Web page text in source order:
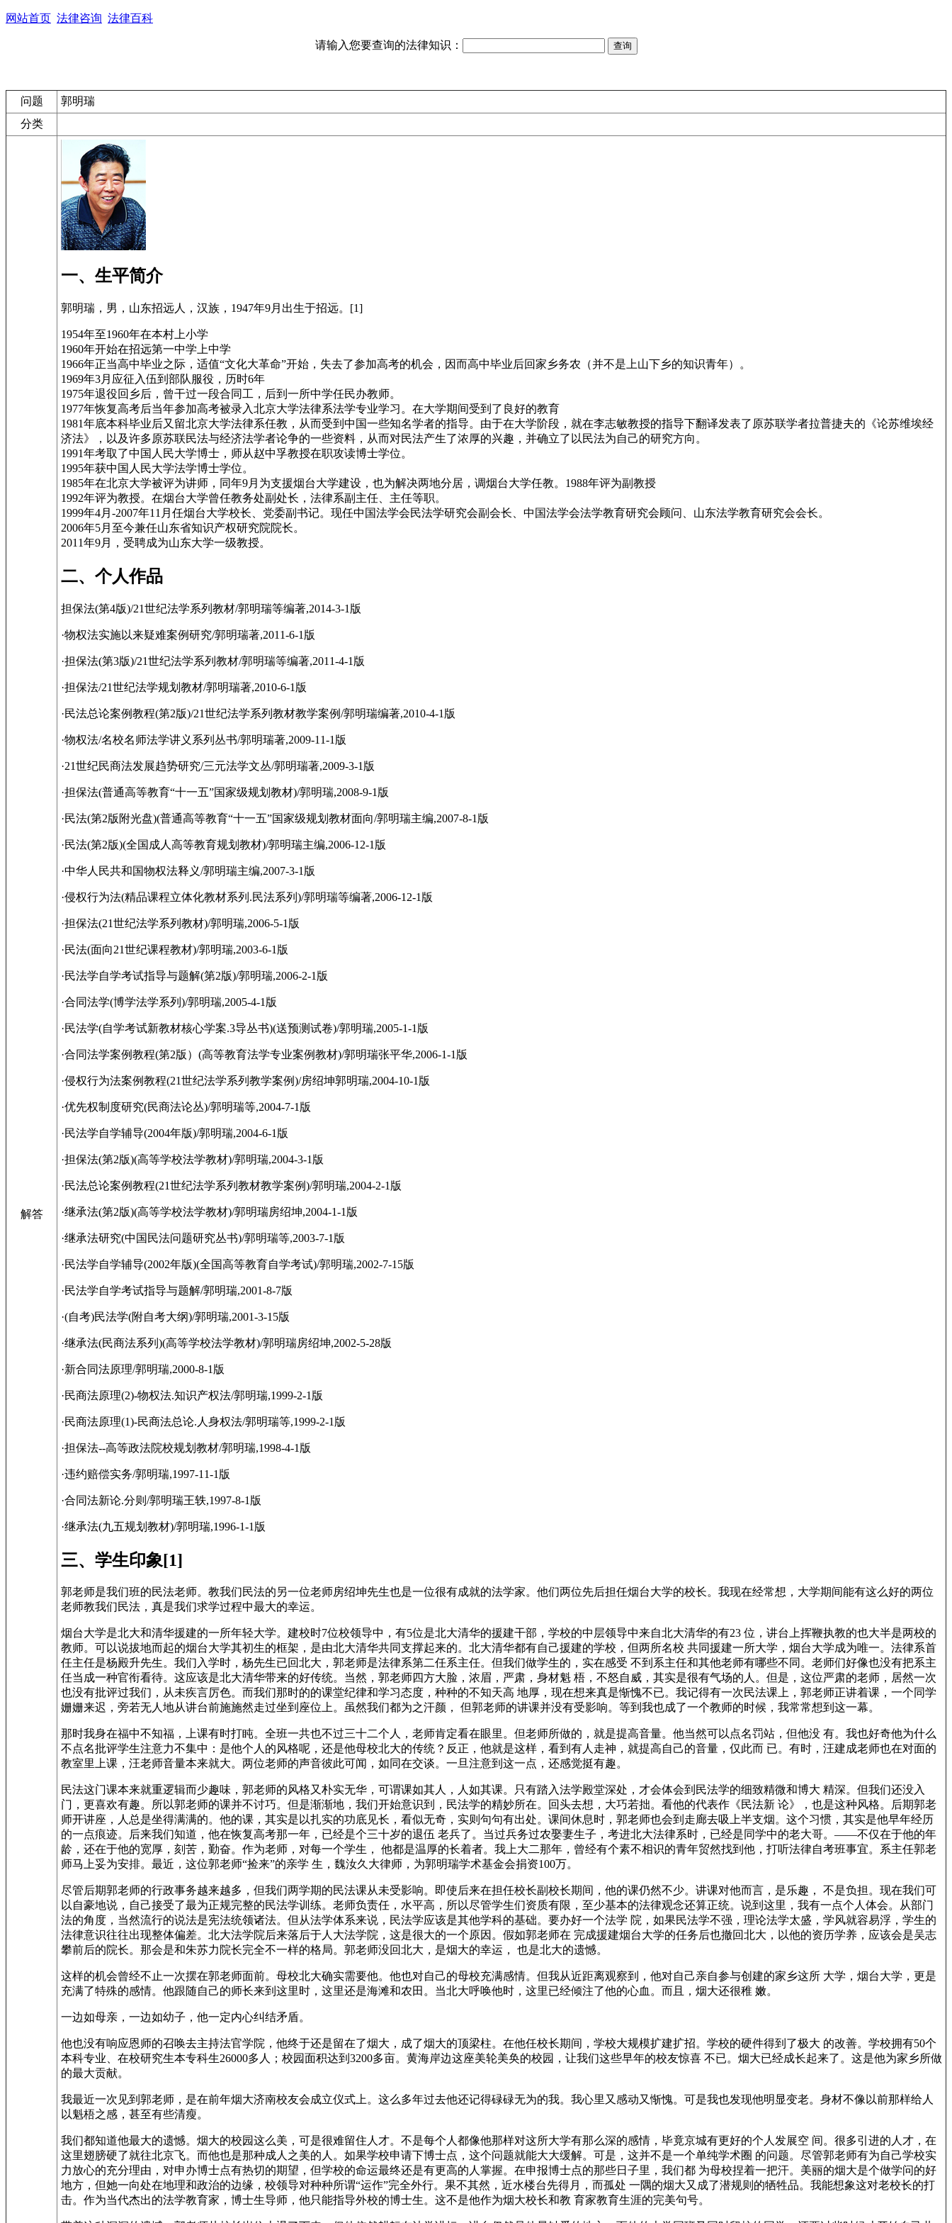
网站首页 法律咨询 法律百科
请输入您要查询的法律知识：
问题
郭明瑞
分类
解答
一、生平简介
郭明瑞，男，山东招远人，汉族，1947年9月出生于招远。[1]
1954年至1960年在本村上小学
1960年开始在招远第一中学上中学
1966年正当高中毕业之际，适值“文化大革命”开始，失去了参加高考的机会，因而高中毕业后回家乡务农（并不是上山下乡的知识青年）。
1969年3月应征入伍到部队服役，历时6年
1975年退役回乡后，曾干过一段合同工，后到一所中学任民办教师。
1977年恢复高考后当年参加高考被录入北京大学法律系法学专业学习。在大学期间受到了良好的教育
1981年底本科毕业后又留北京大学法律系任教，从而受到中国一些知名学者的指导。由于在大学阶段，就在李志敏教授的指导下翻译发表了原苏联学者拉普捷夫的《论苏维埃经
济法》，以及许多原苏联民法与经济法学者论争的一些资料，从而对民法产生了浓厚的兴趣，并确立了以民法为自己的研究方向。
1991年考取了中国人民大学博士，师从赵中孚教授在职攻读博士学位。
1995年获中国人民大学法学博士学位。
1985年在北京大学被评为讲师，同年9月为支援烟台大学建设，也为解决两地分居，调烟台大学任教。1988年评为副教授
1992年评为教授。在烟台大学曾任教务处副处长，法律系副主任、主任等职。
1999年4月-2007年11月任烟台大学校长、党委副书记。现任中国法学会民法学研究会副会长、中国法学会法学教育研究会顾问、山东法学教育研究会会长。
2006年5月至今兼任山东省知识产权研究院院长。
2011年9月，受聘成为山东大学一级教授。
二、个人作品
担保法(第4版)/21世纪法学系列教材/郭明瑞等编著,2014-3-1版
·物权法实施以来疑难案例研究/郭明瑞著,2011-6-1版
·担保法(第3版)/21世纪法学系列教材/郭明瑞等编著,2011-4-1版
·担保法/21世纪法学规划教材/郭明瑞著,2010-6-1版
·民法总论案例教程(第2版)/21世纪法学系列教材教学案例/郭明瑞编著,2010-4-1版
·物权法/名校名师法学讲义系列丛书/郭明瑞著,2009-11-1版
·21世纪民商法发展趋势研究/三元法学文丛/郭明瑞著,2009-3-1版
·担保法(普通高等教育“十一五”国家级规划教材)/郭明瑞,2008-9-1版
·民法(第2版附光盘)(普通高等教育“十一五”国家级规划教材面向/郭明瑞主编,2007-8-1版
·民法(第2版)(全国成人高等教育规划教材)/郭明瑞主编,2006-12-1版
·中华人民共和国物权法释义/郭明瑞主编,2007-3-1版
·侵权行为法(精品课程立体化教材系列.民法系列)/郭明瑞等编著,2006-12-1版
·担保法(21世纪法学系列教材)/郭明瑞,2006-5-1版
·民法(面向21世纪课程教材)/郭明瑞,2003-6-1版
·民法学自学考试指导与题解(第2版)/郭明瑞,2006-2-1版
·合同法学(博学法学系列)/郭明瑞,2005-4-1版
·民法学(自学考试新教材核心学案.3导丛书)(送预测试卷)/郭明瑞,2005-1-1版
·合同法学案例教程(第2版）(高等教育法学专业案例教材)/郭明瑞张平华,2006-1-1版
·侵权行为法案例教程(21世纪法学系列教学案例)/房绍坤郭明瑞,2004-10-1版
·优先权制度研究(民商法论丛)/郭明瑞等,2004-7-1版
·民法学自学辅导(2004年版)/郭明瑞,2004-6-1版
·担保法(第2版)(高等学校法学教材)/郭明瑞,2004-3-1版
·民法总论案例教程(21世纪法学系列教材教学案例)/郭明瑞,2004-2-1版
·继承法(第2版)(高等学校法学教材)/郭明瑞房绍坤,2004-1-1版
·继承法研究(中国民法问题研究丛书)/郭明瑞等,2003-7-1版
·民法学自学辅导(2002年版)(全国高等教育自学考试)/郭明瑞,2002-7-15版
·民法学自学考试指导与题解/郭明瑞,2001-8-7版
·(自考)民法学(附自考大纲)/郭明瑞,2001-3-15版
·继承法(民商法系列)(高等学校法学教材)/郭明瑞房绍坤,2002-5-28版
·新合同法原理/郭明瑞,2000-8-1版
·民商法原理(2)-物权法.知识产权法/郭明瑞,1999-2-1版
·民商法原理(1)-民商法总论.人身权法/郭明瑞等,1999-2-1版
·担保法--高等政法院校规划教材/郭明瑞,1998-4-1版
·违约赔偿实务/郭明瑞,1997-11-1版
·合同法新论.分则/郭明瑞王轶,1997-8-1版
·继承法(九五规划教材)/郭明瑞,1996-1-1版
三、学生印象[1]
郭老师是我们班的民法老师。教我们民法的另一位老师房绍坤先生也是一位很有成就的法学家。他们两位先后担任烟台大学的校长。我现在经常想，大学期间能有这么好的两位
老师教我们民法，真是我们求学过程中最大的幸运。
烟台大学是北大和清华援建的一所年轻大学。建校时7位校领导中，有5位是北大清华的援建干部，学校的中层领导中来自北大清华的有23 位，讲台上挥鞭执教的也大半是两校的
教师。可以说拔地而起的烟台大学其初生的框架，是由北大清华共同支撑起来的。北大清华都有自己援建的学校，但两所名校 共同援建一所大学，烟台大学成为唯一。法律系首
任主任是杨殿升先生。我们入学时，杨先生已回北大，郭老师是法律系第二任系主任。但我们做学生的，实在感受 不到系主任和其他老师有哪些不同。老师们好像也没有把系主
任当成一种官衔看待。这应该是北大清华带来的好传统。当然，郭老师四方大脸，浓眉，严肃，身材魁 梧，不怒自威，其实是很有气场的人。但是，这位严肃的老师，居然一次
也没有批评过我们，从未疾言厉色。而我们那时的的课堂纪律和学习态度，种种的不知天高 地厚，现在想来真是惭愧不已。我记得有一次民法课上，郭老师正讲着课，一个同学
姗姗来迟，旁若无人地从讲台前施施然走过坐到座位上。虽然我们都为之汗颜， 但郭老师的讲课并没有受影响。等到我也成了一个教师的时候，我常常想到这一幕。
那时我身在福中不知福，上课有时打盹。全班一共也不过三十二个人，老师肯定看在眼里。但老师所做的，就是提高音量。他当然可以点名罚站，但他没 有。我也好奇他为什么
不点名批评学生注意力不集中：是他个人的风格呢，还是他母校北大的传统？反正，他就是这样，看到有人走神，就提高自己的音量，仅此而 已。有时，汪建成老师也在对面的
教室里上课，汪老师音量本来就大。两位老师的声音彼此可闻，如同在交谈。一旦注意到这一点，还感觉挺有趣。
民法这门课本来就重逻辑而少趣味，郭老师的风格又朴实无华，可谓课如其人，人如其课。只有踏入法学殿堂深处，才会体会到民法学的细致精微和博大 精深。但我们还没入
门，更喜欢有趣。所以郭老师的课并不讨巧。但是渐渐地，我们开始意识到，民法学的精妙所在。回头去想，大巧若拙。看他的代表作《民法新 论》，也是这种风格。后期郭老
师开讲座，人总是坐得满满的。他的课，其实是以扎实的功底见长，看似无奇，实则句句有出处。课间休息时，郭老师也会到走廊去吸上半支烟。这个习惯，其实是他早年经历
的一点痕迹。后来我们知道，他在恢复高考那一年，已经是个三十岁的退伍 老兵了。当过兵务过农娶妻生子，考进北大法律系时，已经是同学中的老大哥。——不仅在于他的年
龄，还在于他的宽厚，刻苦，勤奋。作为老师，对每一个学生， 他都是温厚的长着者。我上大二那年，曾经有个素不相识的青年贸然找到他，打听法律自考班事宜。系主任郭老
师马上妥为安排。最近，这位郭老师“捡来”的亲学 生，魏汝久大律师，为郭明瑞学术基金会捐资100万。
尽管后期郭老师的行政事务越来越多，但我们两学期的民法课从未受影响。即使后来在担任校长副校长期间，他的课仍然不少。讲课对他而言，是乐趣， 不是负担。现在我们可
以自豪地说，自己接受了最为正规完整的民法学训练。老师负责任，水平高，所以尽管学生们资质有限，至少基本的法律观念还算正统。说到这里，我有一点个人体会。从部门
法的角度，当然流行的说法是宪法统领诸法。但从法学体系来说，民法学应该是其他学科的基础。要办好一个法学 院，如果民法学不强，理论法学太盛，学风就容易浮，学生的
法律意识往往出现整体偏差。北大法学院后来落后于人大法学院，这是很大的一个原因。假如郭老师在 完成援建烟台大学的任务后也撤回北大，以他的资历学养，应该会是吴志
攀前后的院长。那会是和朱苏力院长完全不一样的格局。郭老师没回北大，是烟大的幸运， 也是北大的遗憾。
这样的机会曾经不止一次摆在郭老师面前。母校北大确实需要他。他也对自己的母校充满感情。但我从近距离观察到，他对自己亲自参与创建的家乡这所 大学，烟台大学，更是
充满了特殊的感情。他跟随自己的师长来到这里时，这里还是海滩和农田。当北大呼唤他时，这里已经倾注了他的心血。而且，烟大还很稚 嫩。
一边如母亲，一边如幼子，他一定内心纠结矛盾。
他也没有响应恩师的召唤去主持法官学院，他终于还是留在了烟大，成了烟大的顶梁柱。在他任校长期间，学校大规模扩建扩招。学校的硬件得到了极大 的改善。学校拥有50个
本科专业、在校研究生本专科生26000多人；校园面积达到3200多亩。黄海岸边这座美轮美奂的校园，让我们这些早年的校友惊喜 不已。烟大已经成长起来了。这是他为家乡所做
的最大贡献。
我最近一次见到郭老师，是在前年烟大济南校友会成立仪式上。这么多年过去他还记得碌碌无为的我。我心里又感动又惭愧。可是我也发现他明显变老。身材不像以前那样给人
以魁梧之感，甚至有些清瘦。
我们都知道他最大的遗憾。烟大的校园这么美，可是很难留住人才。不是每个人都像他那样对这所大学有那么深的感情，毕竟京城有更好的个人发展空 间。很多引进的人才，在
这里翅膀硬了就往北京飞。而他也是那种成人之美的人。如果学校申请下博士点，这个问题就能大大缓解。可是，这并不是一个单纯学术圈 的问题。尽管郭老师有为自己学校实
力放心的充分理由，对申办博士点有热切的期望，但学校的命运最终还是有更高的人掌握。在申报博士点的那些日子里，我们都 为母校捏着一把汗。美丽的烟大是个做学问的好
地方，但她一向处在地理和政治的边缘，校领导对种种所谓“运作”完全外行。果不其然，近水楼台先得月，而孤处 一隅的烟大又成了潜规则的牺牲品。我能想象这对老校长的打
击。作为当代杰出的法学教育家，博士生导师，他只能指导外校的博士生。这不是他作为烟大校长和教 育家教育生涯的完美句号。